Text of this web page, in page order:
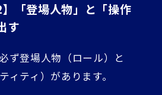
「登場人物」と「操作
す
ず登場人物（ロール）と
ィティ）があります。